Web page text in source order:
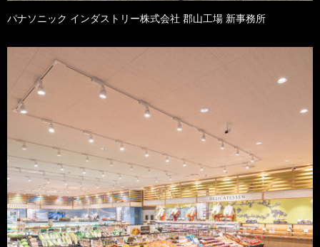
パナソニック インダストリー株式会社 郡山工場 新事務所